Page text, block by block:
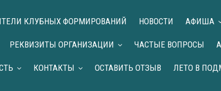
КЛУБНЫХ ФОРМИРОВАНИЙ НОВОСТИ АФИША
РЕКВИЗИТЫ ОРГАНИЗАЦИИ ЧАСТЫЕ ВОПРОСЫ
КОНТАКТЫ ОСТАВИТЬ ОТЗЫВ ЛЕТО В